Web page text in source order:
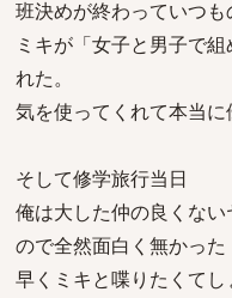
班決めが終わっていつ
ミキが「女子と男子で
れた。
気を使ってくれて本当に
そして修学旅行当日
俺は大した仲の良くな
ので全然面白く無かった
早くミキと喋りたくてし